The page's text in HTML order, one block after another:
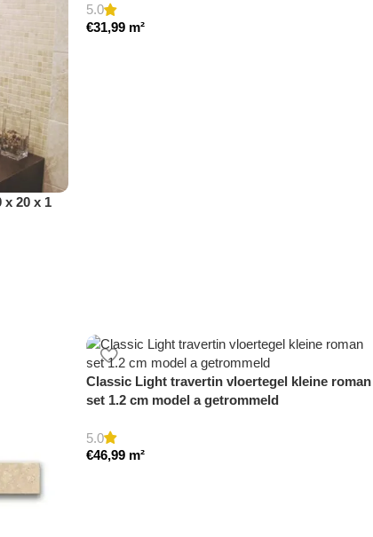
20 x 1
5.0
€31,99 m²
Classic Light travertin vloertegel kleine roman
set 1.2 cm model a getrommeld
5.0
€46,99 m²